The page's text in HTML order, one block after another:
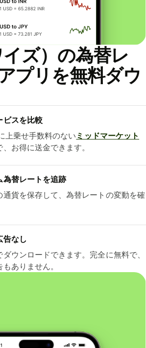
ズ）の為替レ
プリを無料ダウ
ビスを比較
上乗せ手数料のない ミッドマーケット
、お得に送金できます。
為替レートを追跡
通貨を保存して、為替レートの変動を確
告なし
ウンロードできます。完全に無料で、
ありません。